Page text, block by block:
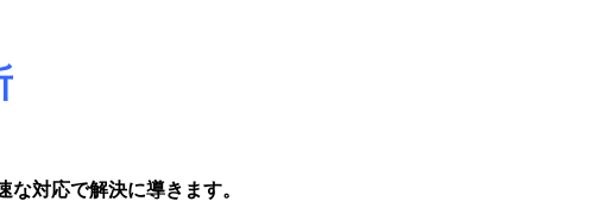
対応で解決に導きます。